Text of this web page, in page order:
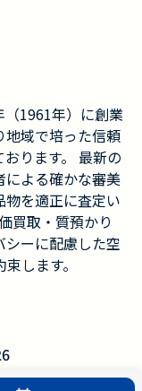
1961年）に創業
地域で培った信頼
ります。 最新の
よる確かな審美
を適正に査定い
買取・質預かり
シーに配慮した空
します。